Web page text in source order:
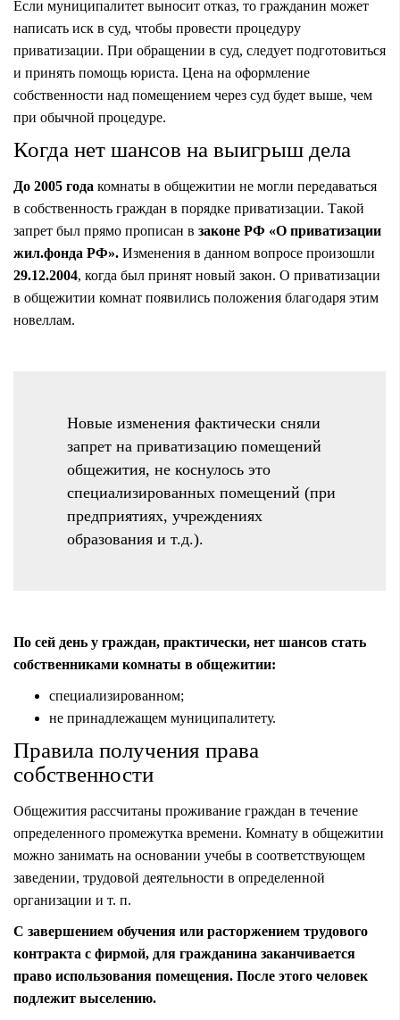
Если муниципалитет выносит отказ, то гражданин может
написать иск в суд, чтобы провести процедуру
приватизации. При обращении в суд, следует подготовиться
и принять помощь юриста. Цена на оформление
собственности над помещением через суд будет выше, чем
при обычной процедуре.
Когда нет шансов на выигрыш дела
До 2005 года комнаты в общежитии не могли передаваться
в собственность граждан в порядке приватизации. Такой
запрет был прямо прописан в законе РФ «О приватизации
жил.фонда РФ». Изменения в данном вопросе произошли
29.12.2004, когда был принят новый закон. О приватизации
в общежитии комнат появились положения благодаря этим
новеллам.
Новые изменения фактически сняли
запрет на приватизацию помещений
общежития, не коснулось это
специализированных помещений (при
предприятиях, учреждениях
образования и т.д.).
По сей день у граждан, практически, нет шансов стать
собственниками комнаты в общежитии:
специализированном;
не принадлежащем муниципалитету.
Правила получения права
собственности
Общежития рассчитаны проживание граждан в течение
определенного промежутка времени. Комнату в общежитии
можно занимать на основании учебы в соответствующем
заведении, трудовой деятельности в определенной
организации и т. п.
С завершением обучения или расторжением трудового
контракта с фирмой, для гражданина заканчивается
право использования помещения. После этого человек
подлежит выселению.